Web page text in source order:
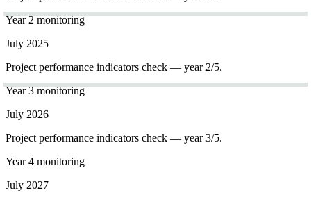
Year 2 monitoring
July 2025
Project performance indicators check — year 2/5.
Year 3 monitoring
July 2026
Project performance indicators check — year 3/5.
Year 4 monitoring
July 2027